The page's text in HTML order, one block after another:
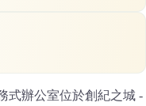
辦公室位於創紀之城 -